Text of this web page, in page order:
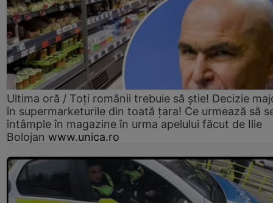
Ultima oră / Toți românii trebuie să știe! Decizie
în supermarketurile din toată țara! Ce urmează să
întâmple în magazine în urma apelului făcut de Ilie
Bolojan www.unica.ro